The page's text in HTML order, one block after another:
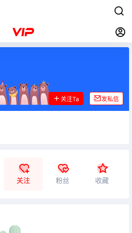
关注Ta 发私信
关注 粉丝 收藏